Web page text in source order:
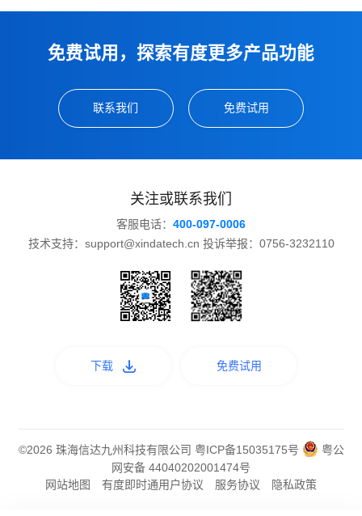
免费试用，探索有度更多产品功能
联系我们 免费试用
关注或联系我们
客服电话： 400-097-0006
技术支持：support@xindatech.cn 投诉举报：0756-3232110
下载 免费试用
©2026 珠海信达九州科技有限公司 粤ICP备15035175号
粤公
网安备 44040202001474号
网站地图
有度即时通用户协议 服务协议 隐私政策